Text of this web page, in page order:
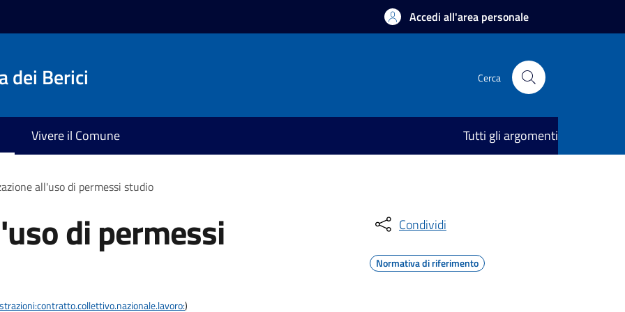
Accedi all'area personale
dei Berici Cerca
Vivere il Comune Tutti gli argomenti
all'uso di permessi studio
di permessi
)
Condividi
Normativa di riferimento